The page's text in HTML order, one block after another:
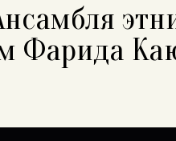
Фарида